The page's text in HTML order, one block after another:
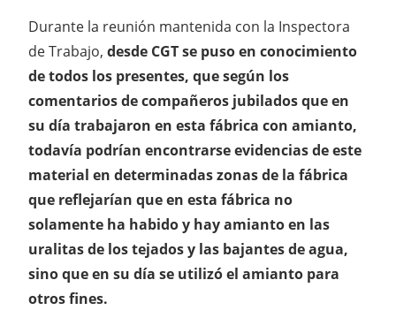
Durante la reunión mantenida con la Inspectora
de Trabajo, desde CGT se puso en conocimiento
de todos los presentes, que según los
comentarios de compañeros jubilados que en
su día trabajaron en esta fábrica con amianto,
todavía podrían encontrarse evidencias de este
material en determinadas zonas de la fábrica
que reflejarían que en esta fábrica no
solamente ha habido y hay amianto en las
uralitas de los tejados y las bajantes de agua,
sino que en su día se utilizó el amianto para
otros fines.